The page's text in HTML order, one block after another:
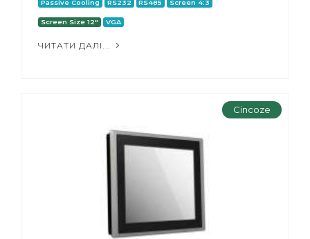
Passive Cooling RS232 RS485 Screen 4:3
Screen Size 12" VGA
ЧИТАТИ ДАЛІ...
Cincoze